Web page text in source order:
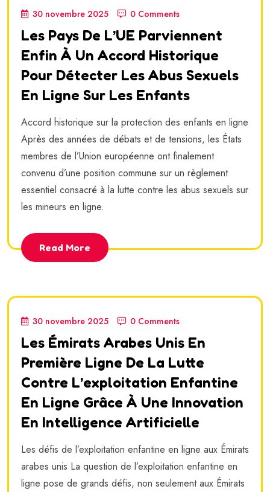
30 novembre 2025 0 Comments
Les Pays De L’UE Parviennent
Enfin À Un Accord Historique
Pour Détecter Les Abus Sexuels
En Ligne Sur Les Enfants
Accord historique sur la protection des enfants en ligne
Après des années de débats et de tensions, les États
membres de l’Union européenne ont finalement
convenu d’une position commune sur un règlement
essentiel consacré à la lutte contre les abus sexuels sur
les mineurs en ligne.
Read More
30 novembre 2025 0 Comments
Les Émirats Arabes Unis En
Première Ligne De La Lutte
Contre L’exploitation Enfantine
En Ligne Grâce À Une Innovation
En Intelligence Artificielle
Les défis de l’exploitation enfantine en ligne aux Émirats
arabes unis La question de l’exploitation enfantine en
ligne pose de grands défis, non seulement aux Émirats